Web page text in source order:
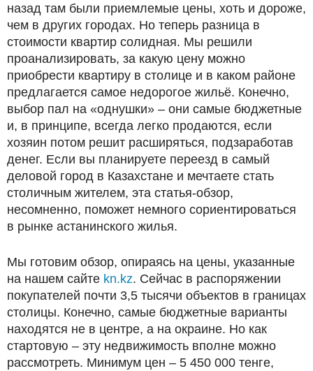
назад там были приемлемые цены, хоть и дороже,
чем в других городах. Но теперь разница в
стоимости квартир солидная. Мы решили
проанализировать, за какую цену можно
приобрести квартиру в столице и в каком районе
предлагается самое недорогое жильё. Конечно,
выбор пал на «однушки» – они самые бюджетные
и, в принципе, всегда легко продаются, если
хозяин потом решит расширяться, подзаработав
денег. Если вы планируете переезд в самый
деловой город в Казахстане и мечтаете стать
столичным жителем, эта статья-обзор,
несомненно, поможет немного сориентироваться
в рынке астанинского жилья.
Мы готовим обзор, опираясь на цены, указанные
на нашем сайте kn.kz. Сейчас в распоряжении
покупателей почти 3,5 тысячи объектов в границах
столицы. Конечно, самые бюджетные варианты
находятся не в центре, а на окраине. Но как
стартовую – эту недвижимость вполне можно
рассмотреть. Минимум цен – 5 450 000 тенге,